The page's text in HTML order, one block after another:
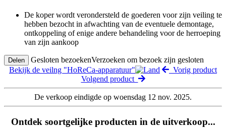
De koper wordt verondersteld de goederen voor zijn veiling te
hebben bezocht in afwachting van de eventuele demontage,
ontkoppeling of enige andere behandeling voor de herroeping
van zijn aankoop
Delen Gesloten bezoekenVerzoeken om bezoek zijn gesloten
Bekijk de veilng "HoReCa-apparatuur"
Vorig product
Volgend product
De verkoop eindigde op woensdag 12 nov. 2025.
Ontdek soortgelijke producten in de uitverkoop...